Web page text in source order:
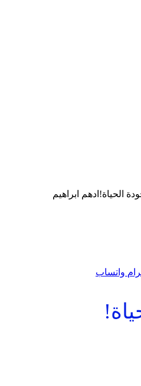
الحياة!ادهم ابراهيم
واتساب